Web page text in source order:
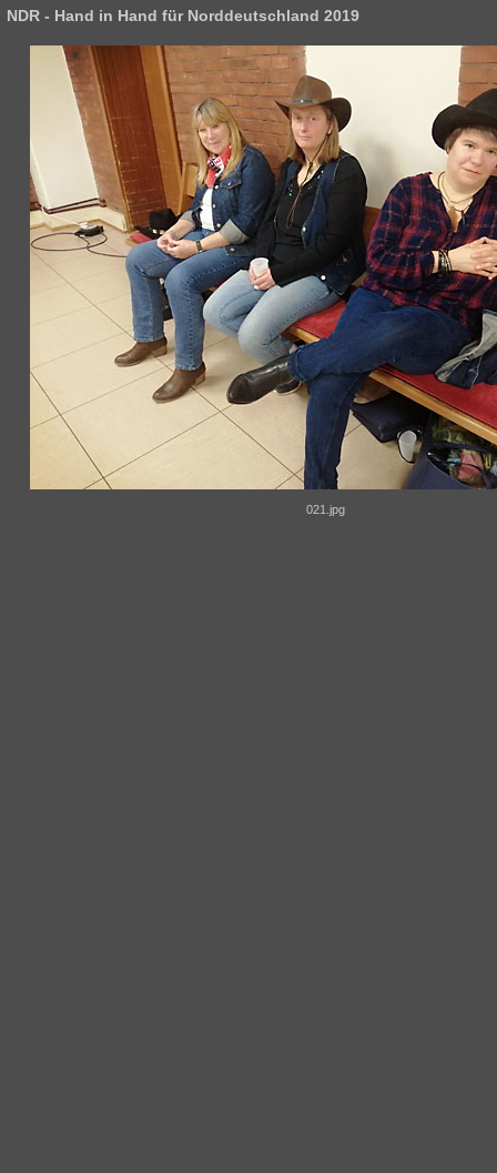
NDR - Hand in Hand für Norddeutschland 2019
021.jpg